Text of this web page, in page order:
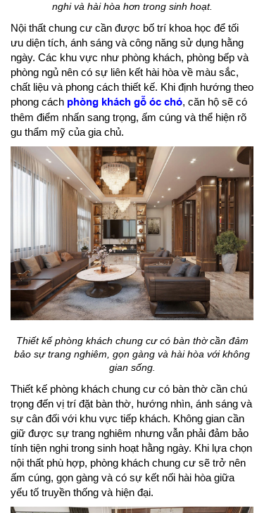
nghi và hài hòa hơn trong sinh hoạt.
Nội thất chung cư cần được bố trí khoa học để tối
ưu diện tích, ánh sáng và công năng sử dụng hằng
ngày. Các khu vực như phòng khách, phòng bếp và
phòng ngủ nên có sự liên kết hài hòa về màu sắc,
chất liệu và phong cách thiết kế. Khi định hướng theo
phong cách phòng khách gỗ óc chó, căn hộ sẽ có
thêm điểm nhấn sang trọng, ấm cúng và thể hiện rõ
gu thẩm mỹ của gia chủ.
Thiết kế phòng khách chung cư có bàn thờ cần đảm
bảo sự trang nghiêm, gọn gàng và hài hòa với không
gian sống.
Thiết kế phòng khách chung cư có bàn thờ cần chú
trọng đến vị trí đặt bàn thờ, hướng nhìn, ánh sáng và
sự cân đối với khu vực tiếp khách. Không gian cần
giữ được sự trang nghiêm nhưng vẫn phải đảm bảo
tính tiện nghi trong sinh hoạt hằng ngày. Khi lựa chọn
nội thất phù hợp, phòng khách chung cư sẽ trở nên
ấm cúng, gọn gàng và có sự kết nối hài hòa giữa
yếu tố truyền thống và hiện đại.